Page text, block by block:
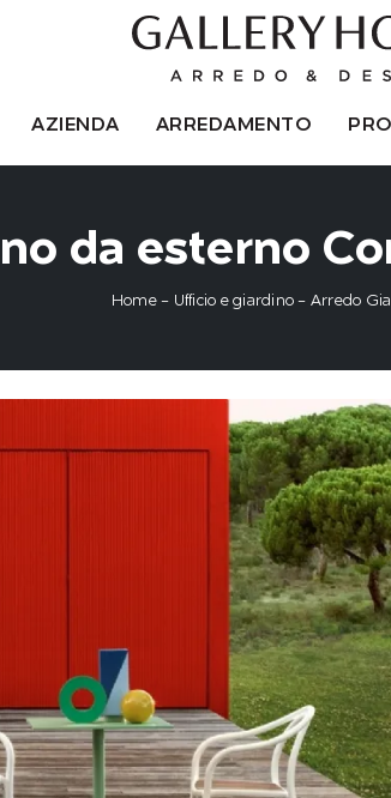
AZIENDA ARREDAMENTO
da esterno
Home- Ufficio e giardino - Arredo